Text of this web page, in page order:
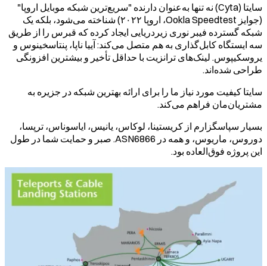
سایتا (Cyta) نه تنها به‌عنوان دارنده "سریع‌ترین شبکه موبایل اروپا"
(جوایز Ookla Speedtest، اروپا ۲۰۲۲) شناخته می‌شود، بلکه یک
شبکه گسترده فیبر نوری زیر‌دریایی ایجاد کرده که قبرس را از طریق
سه ایستگاه کابل‌گذاری به هم متصل می‌کند: آییا ناپا، پنتاسخینوس و
یروسکیپوس. لینک‌های ترانزیت با حداقل تأخیر و بیشترین افزونگی
طراحی شده‌اند.
سایتا کیفیت مورد نیاز ما را برای ارائه بهترین شبکه در جزیره به
مشتریان‌مان فراهم می‌کند.
بسیار سپاسگزارم از کریستینا، لوکاس، یانیس، ایاسوناس، ترپسا،
دوروس، ماریوس، و همه در ASN6866. صبر و حمایت شما در طول
این پروژه فوق‌العاده بود.